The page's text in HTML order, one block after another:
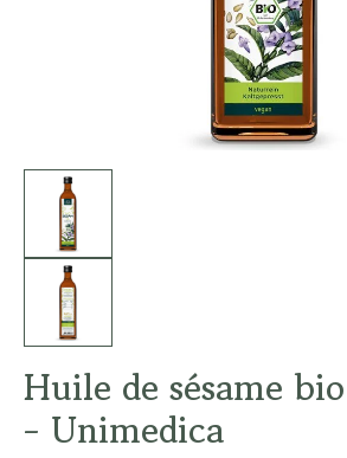
Huile de sésame
- Unimedica